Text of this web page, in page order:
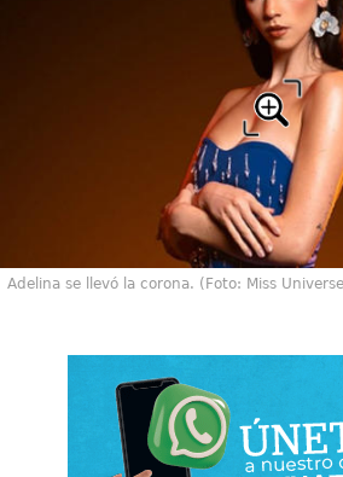
Adelina se llevó la corona. (Foto: Miss